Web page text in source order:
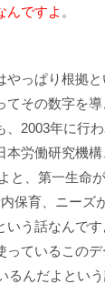
んですよ 。
やっぱり根拠
てその数字を
、2003年に行
本労働研究機
と、第一生命
保育、ニーズ
いう話なんで
っているこの
んだよという